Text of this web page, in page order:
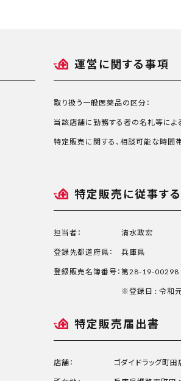
運営に関する事項
取り扱う一般医薬品の区分：
当該店舗に勤務する者の名札等によ
特定販売に関する、相談可能な時間帯
特定販売に従事す
担当者： 清水政宏
登録先都道府県： 兵庫県
登録販売名簿番号： 第28-19-00298
※登録日 : 令和
特定販売届出書
店舗： ゴダイドラッグ町田